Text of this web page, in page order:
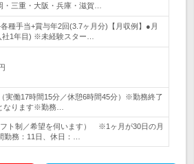
・三重・大阪・兵庫・滋賀…
種手当+賞与年2回(3.7ヶ月分)【月収例】●月
社1年目) ※未経験スター…
実働17時間15分／休憩6時間45分）※勤務終了
なります※勤務…
ト制／希望を伺います） ※1ヶ月が30日の月
務：11日、休日：…